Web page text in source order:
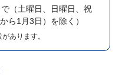
（土曜日、日曜日、祝
ら1月3日）を除く）
あります。